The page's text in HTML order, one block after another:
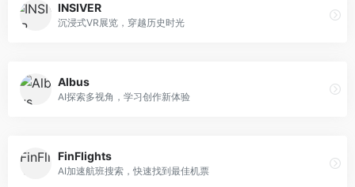
INSIVER
沉浸式VR展览，穿越历史时光
Albus
AI探索多视角，学习创作新体验
FinFlights
AI加速航班搜索，快速找到最佳机票